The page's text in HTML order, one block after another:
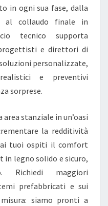
in ogni sua fase, dalla
al collaudo finale in
tecnico supporta
e direttori di
personalizzate,
e preventivi
sorprese.
stanziale in un’oasi
la redditività
tuoi ospiti il comfort
in legno solido e sicuro,
Richiedi maggiori
prefabbricati e sui
siamo pronti a